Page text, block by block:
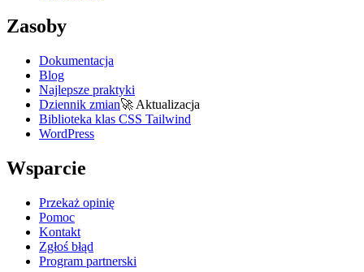
Zasoby
Dokumentacja
Blog
Najlepsze praktyki
Dziennik zmian🚀 Aktualizacja
Biblioteka klas CSS Tailwind
WordPress
Wsparcie
Przekaż opinię
Pomoc
Kontakt
Zgłoś błąd
Program partnerski